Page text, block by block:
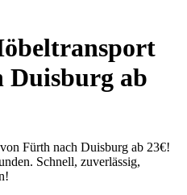
Duisburg ab
Fürth nach Duisburg ab 23€!
Schnell, zuverlässig,